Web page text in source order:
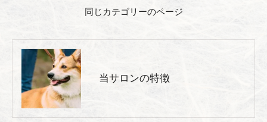
同じカテゴリーのページ
当サロンの特徴